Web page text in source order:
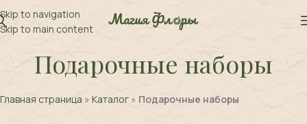
Skip to navigation
Skip to main content
Подарочные наборы
Главная страница » Каталог » Подарочные наборы